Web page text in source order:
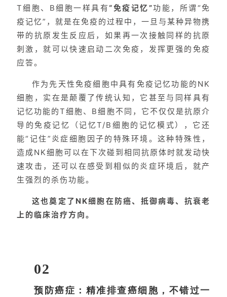
T细胞、B细胞一样具有“免疫记忆”功能，所谓“免
疫记忆”，就是在免疫的过程中，一旦与某种异物携
带的抗原发生反应后，如果再一次接触同样的抗原
刺激，就可以快速启动二次免疫，发挥更强的免疫
应答。
作为先天性免疫细胞中具有免疫记忆功能的NK
细胞，实在是颠覆了传统认知，它甚至与同样具有
记忆功能的T细胞、B细胞不同，它不仅仅是抗原介
导的免疫记忆（记忆T/B细胞的记忆模式），它还
能“记住”炎症细胞因子的特殊环境。这种特殊性，
造成NK细胞可以在下次碰到相同抗原体时就发动快
速攻击，还可以在感受到相似的炎症环境后，就产
生强烈的杀伤功能。
这也奠定了NK细胞在防癌、抵御病毒、抗衰老
上的临床治疗方向。
02
预防癌症：精准排查癌细胞，不错过一